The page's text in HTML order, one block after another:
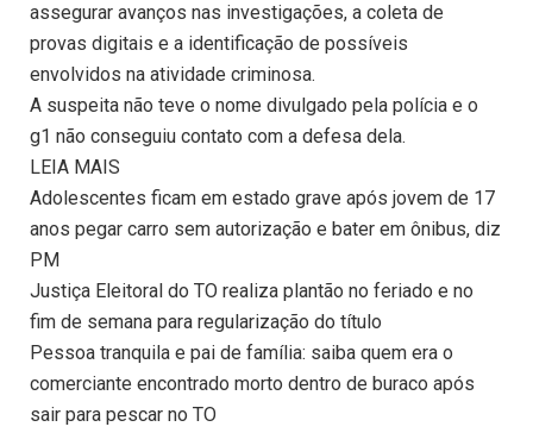
assegurar avanços nas investigações, a coleta de
provas digitais e a identificação de possíveis
envolvidos na atividade criminosa.
A suspeita não teve o nome divulgado pela polícia e o
g1 não conseguiu contato com a defesa dela.
LEIA MAIS
Adolescentes ficam em estado grave após jovem de 17
anos pegar carro sem autorização e bater em ônibus, diz
PM
Justiça Eleitoral do TO realiza plantão no feriado e no
fim de semana para regularização do título
Pessoa tranquila e pai de família: saiba quem era o
comerciante encontrado morto dentro de buraco após
sair para pescar no TO